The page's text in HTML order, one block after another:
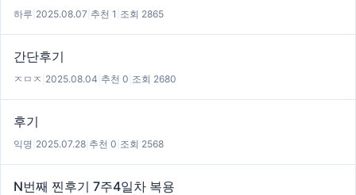
하루 2025.08.07 추천 1 조회 2865
간단후기
ㅈㅁㅈ 2025.08.04 추천 0 조회 2680
후기
익명 2025.07.28 추천 0 조회 2568
N번째 찐후기 7주4일차 복용